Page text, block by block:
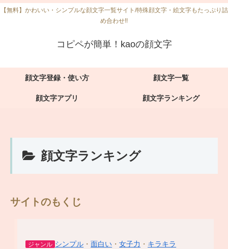
【無料】かわいい・シンプルな顔文字一覧サイト/特殊顔文字・絵文字もたっぷり詰
め合わせ!!
コピペが簡単！kaoの顔文字
顔文字登録・使い方 顔文字一覧
顔文字アプリ 顔文字ランキング
顔文字ランキング
サイトのもくじ
ジャンル シンプル ・面白い ・女子力 ・ キラキラ